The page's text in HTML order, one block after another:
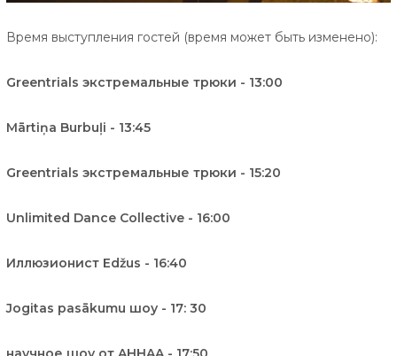
Время выступления гостей (время может быть изменено):
Greentrials экстремальные трюки - 13:00
Mārtiņa Burbuļi - 13:45
Greentrials экстремальные трюки - 15:20
Unlimited Dance Collective - 16:00
Иллюзионист Edžus - 16:40
Jogitas pasākumu шоу - 17: 30